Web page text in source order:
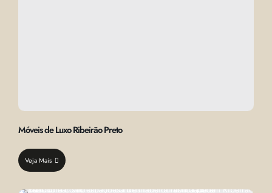
Móveis de Luxo Ribeirão Preto
Veja Mais